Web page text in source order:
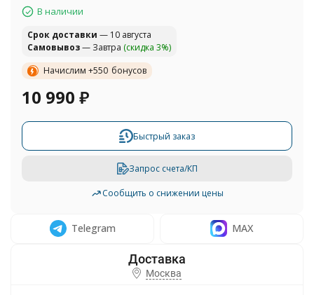
В наличии
Cрок доставки — 10 августа
Самовывоз— Завтра (скидка 3%)
Начислим +550 бонусов
10 990 ₽
Быстрый заказ
Запрос счета/КП
Сообщить о снижении цены
Telegram MAX
Москва